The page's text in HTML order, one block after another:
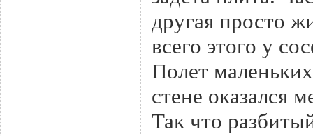
другая просто
всего этого у
Полет
стене оказался
Так что